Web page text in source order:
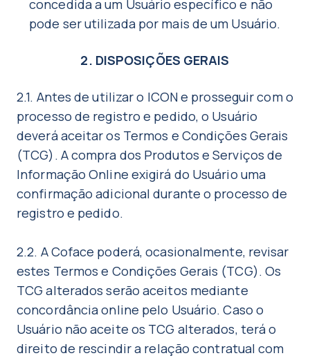
concedida a um Usuário específico e não
pode ser utilizada por mais de um Usuário.
2. DISPOSIÇÕES GERAIS
2.1. Antes de utilizar o ICON e prosseguir com o
processo de registro e pedido, o Usuário
deverá aceitar os Termos e Condições Gerais
(TCG). A compra dos Produtos e Serviços de
Informação Online exigirá do Usuário uma
confirmação adicional durante o processo de
registro e pedido.
2.2. A Coface poderá, ocasionalmente, revisar
estes Termos e Condições Gerais (TCG). Os
TCG alterados serão aceitos mediante
concordância online pelo Usuário. Caso o
Usuário não aceite os TCG alterados, terá o
direito de rescindir a relação contratual com